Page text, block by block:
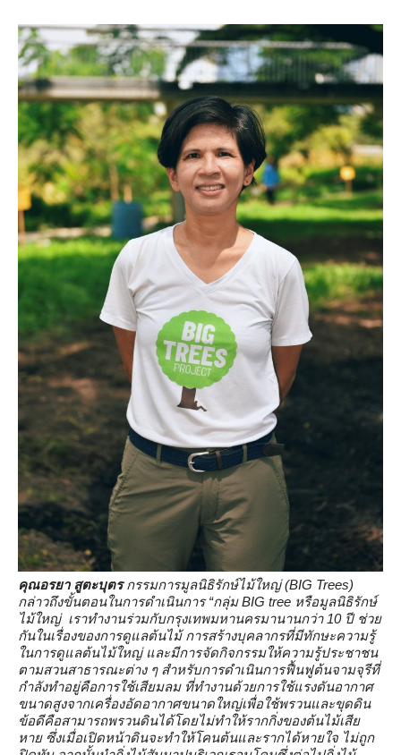
คุณอรยา สูตะบุตรกรรมการมูลนิธิรักษ์ไม้ใหญ่ (BIG Trees)
กล่าวถึงขั้นตอนในการดำเนินการ“กลุ่มBIG tree หรือมูลนิธิรักษ์
ไม้ใหญ่ เราทำงานร่วมกับกรุงเทพมหานครมานานกว่า 10 ปี ช่วย
กันในเรื่องของการดูแลต้นไม้ การสร้างบุคลากรที่มีทักษะความรู้
ในการดูแลต้นไม้ใหญ่ และมีการจัดกิจกรรมให้ความรู้ประชาชน
ตามสวนสาธารณะต่าง ๆ สำหรับการดำเนินการฟื้นฟูต้นจามจุรีที่
กำลังทำอยู่คือการใช้เสียมลม ที่ทำงานด้วยการใช้แรงดันอากาศ
ขนาดสูงจากเครื่องอัดอากาศขนาดใหญ่เพื่อใช้พรวนและขุดดิน
ข้อดีคือสามารถพรวนดินได้โดยไม่ทำให้รากกิ่งของต้นไม้เสีย
หาย ซึ่งเมื่อเปิดหน้าดินจะทำให้โคนต้นและรากได้หายใจ ไม่ถูก